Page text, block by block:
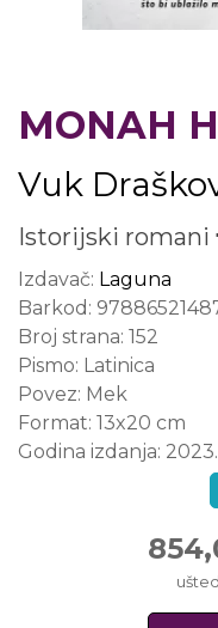
MONAH
Vuk
Istorijski romani
Izdavač: Laguna
Barkod:
Broj strana: 152
Pismo: Latinica
Povez: Mek
Format: 13x20 cm
Godina izdanja: 2023.